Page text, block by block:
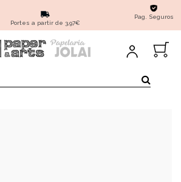
Portes a partir de 3,97€
Pag. Seguros